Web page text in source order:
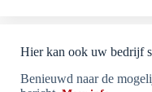
Hier kan ook uw bedrijf
Benieuwd naar de